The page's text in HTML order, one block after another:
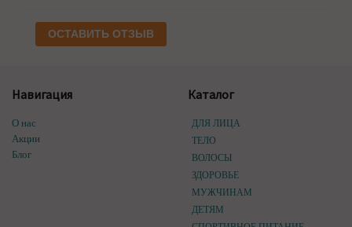
ОСТАВИТЬ ОТЗЫВ
Навигация
О нас
Акции
Блог
Каталог
ДЛЯ ЛИЦА
ТЕЛО
ВОЛОСЫ
ЗДОРОВЬЕ
МУЖЧИНАМ
ДЕТЯМ